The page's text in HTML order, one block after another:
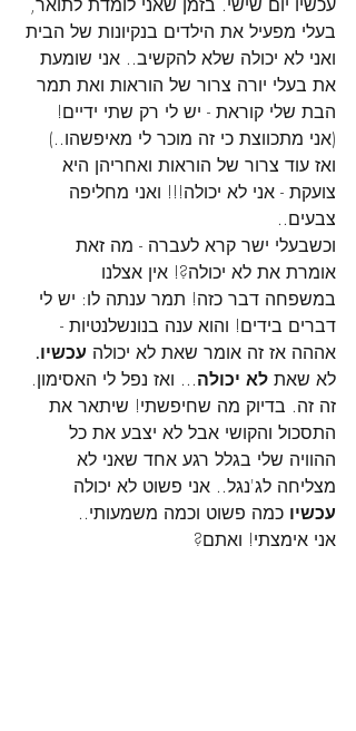
בעלי מפעיל את הילדים בנקיונות של הבית
ואני לא יכולה שלא להקשיב.. אני שומעת
את בעלי יורה צרור של הוראות ואת תמר
הבת שלי קוראת - יש לי רק שתי ידיים!
(אני מתכווצת כי זה מוכר לי מאיפשהו..)
ואז עוד צרור של הוראות ואחריהן היא
צועקת - אני לא יכולה!!! ואני מחליפה
צבעים..
וכשבעלי ישר קרא לעברה - מה זאת
אומרת את לא יכולה?! אין אצלנו
במשפחה דבר כזה! תמר ענתה לו: יש לי
דברים בידים! והוא ענה בנונשלנטיות -
אההה אז זה אומר שאת לא יכולה עכשיו.
לא שאת לא יכולה... ואז נפל לי האסימון.
זה זה. בדיוק מה שחיפשתי! שיתאר את
התסכול והקושי אבל לא יצבע את כל
ההוויה שלי בגלל רגע אחד שאני לא
מצליחה לג'נגל.. אני פשוט לא יכולה
עכשיו כמה פשוט וכמה משמעותי..
אני אימצתי! ואתם?